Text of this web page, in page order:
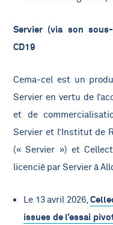
Servier (via son
CD19
Cema-cel est un
Servier en vertu de
et de
Servier et l’Institut de
(« Servier ») et
licencié par Servier à
Le 13 avril 2026,
issues de l’essai